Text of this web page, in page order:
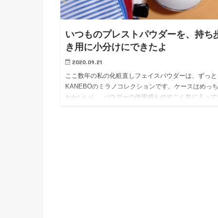
いつものプレストパウダーを、持ち
き用に小分けにできたよ
2020.09.21
ここ数年の私の化粧直しフェイスパウダーは、ずっと
KANEBOのミラノコレクションです。ケースはめっ
かわいいし、パウダーの使用感ものすごく気に入って